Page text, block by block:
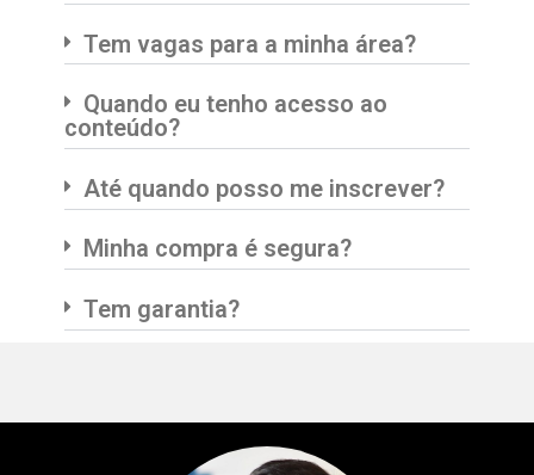
Tem vagas para a minha área?
Quando eu tenho acesso ao
conteúdo?
Até quando posso me inscrever?
Minha compra é segura?
Tem garantia?